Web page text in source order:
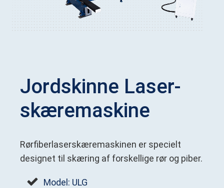
Jordskinne Laser-
skæremaskine
Rørfiberlaserskæremaskinen er specielt
designet til skæring af forskellige rør og piber.
Model: ULG